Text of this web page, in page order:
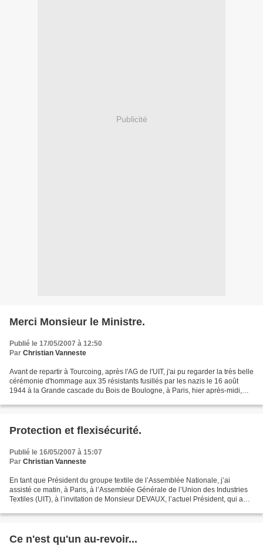
Publicité
Merci Monsieur le Ministre.
Publié le 17/05/2007 à 12:50
Par Christian Vanneste
Avant de repartir à Tourcoing, après l'AG de l'UIT, j'ai pu regarder la très belle
cérémonie d'hommage aux 35 résistants fusillés par les nazis le 16 août
1944 à la Grande cascade du Bois de Boulogne, à Paris, hier après-midi,
Protection et flexisécurité.
Publié le 16/05/2007 à 15:07
Par Christian Vanneste
En tant que Président du groupe textile de l’Assemblée Nationale, j’ai
assisté ce matin, à Paris, à l’Assemblée Générale de l’Union des Industries
Textiles (UIT), à l’invitation de Monsieur DEVAUX, l’actuel Président, qui a
Ce n'est qu'un au-revoir...